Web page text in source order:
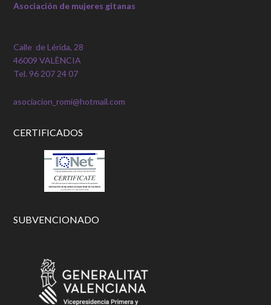
Asociación de mujeres gitanas
Calle de Lérida, 28
46009 VALÈNCIA
Tel. 96 207 24 07
asociacion_romi@hotmail.com
CERTIFICADOS
SUBVENCIONADO